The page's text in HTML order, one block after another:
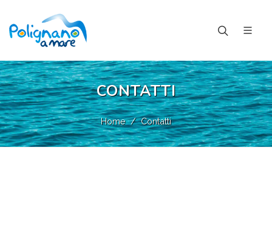
CONTATTI
Home Contatti